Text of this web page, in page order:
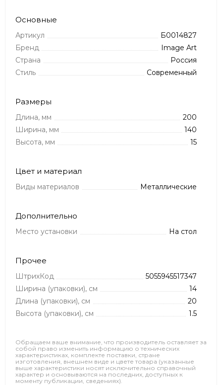
Основные
Артикул
Б0014827
Бренд
Image Art
Страна
Россия
Стиль
Современный
Размеры
Длина, мм
200
Ширина, мм
140
Высота, мм
15
Цвет и материал
Виды материалов Металлические
Дополнительно
Место установки На стол
Прочее
ШтрихКод
5055945517347
Ширина (упаковки), см
14
Длина (упаковки), см
20
Высота (упаковки), см
1.5
Обращаем ваше внимание, что производитель оставляет за
собой право изменить информацию о технических
характеристиках, комплекте поставки, стране
изготовления, внешнем виде и цвете товара (указанные
выше характеристики носят исключительно справочный
характер и основываются на последних, доступных к
моменту публикации, сведениях).